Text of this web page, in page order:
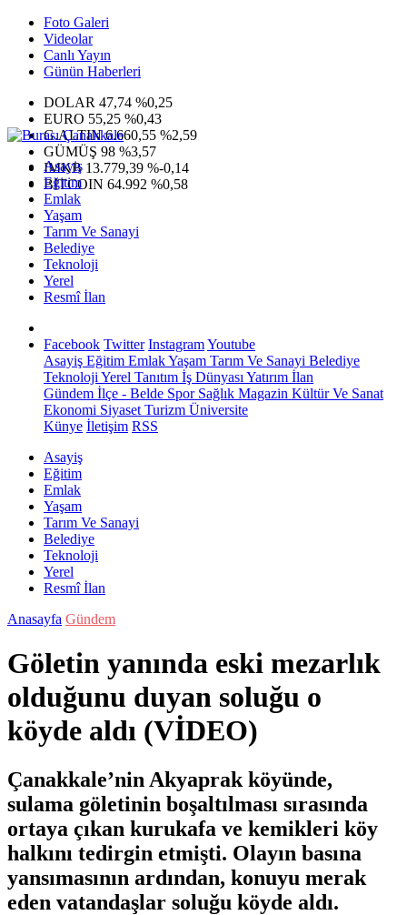
Foto Galeri
Videolar
Canlı Yayın
Günün Haberleri
DOLAR 47,74 %0,25
EURO 55,25 %0,43
G.ALTIN6.660,55 %2,59
GÜMÜŞ 98 %3,57
IMKB 13.779,39 %-0,14
BITCOIN 64.992 %0,58
Asayiş
Eğitim
Emlak
Yaşam
Tarım Ve Sanayi
Belediye
Teknoloji
Yerel
Resmî İlan
Facebook Twitter InstagramYoutube
Asayiş Eğitim EmlakYaşam Tarım Ve Sanayi Belediye
Teknoloji Yerel Tanıtım İş Dünyası Yatırım İlan
Gündem İlçe - Belde SporSağlık Magazin Kültür Ve Sanat
Ekonomi Siyaset Turizm Üniversite
Künye İletişim RSS
Asayiş
Eğitim
Emlak
Yaşam
Tarım Ve Sanayi
Belediye
Teknoloji
Yerel
Resmî İlan
Anasayfa Gündem
Göletin yanında eski mezarlık
olduğunu duyan soluğu o
köyde aldı (VİDEO)
Çanakkale’nin Akyaprak köyünde,
sulama göletinin boşaltılması sırasında
ortaya çıkan kurukafa ve kemikleri köy
halkını tedirgin etmişti. Olayın basına
yansımasının ardından, konuyu merak
eden vatandaşlar soluğu köyde aldı.